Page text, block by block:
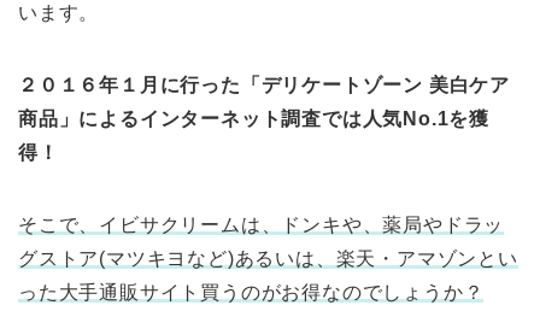
います。
２０１６年１月に行った「デリケートゾーン 美白ケア
商品」によるインターネット調査では人気No.1を獲
得！
そこで、イビサクリームは、ドンキや、薬局やドラッ
グストア(マツキヨなど)あるいは、楽天・アマゾンとい
った大手通販サイト買うのがお得なのでしょうか？